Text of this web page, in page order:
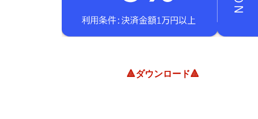
🔺ダウンロード🔺